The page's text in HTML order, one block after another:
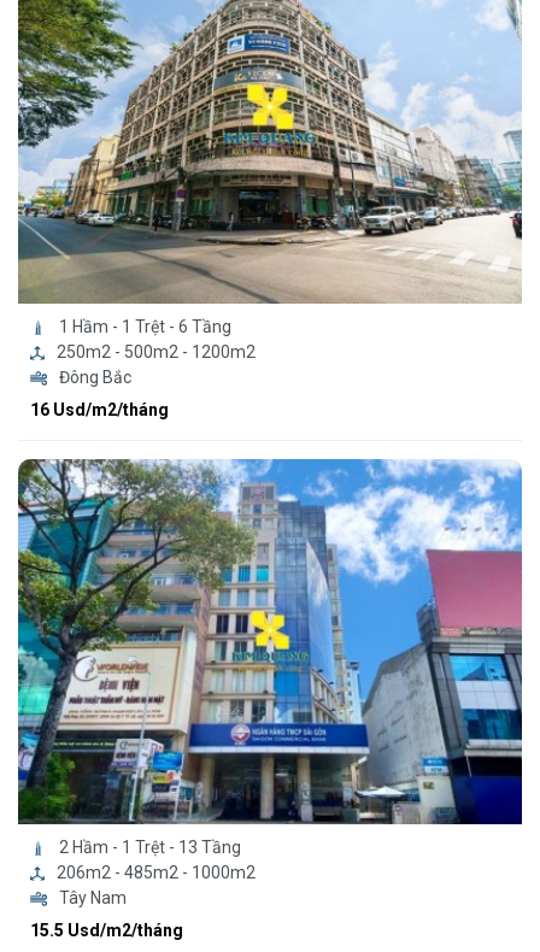
1 Hầm - 1 Trệt - 6 Tầng
250m2 - 500m2 - 1200m2
Đông Bắc
16 Usd/m2/tháng
2 Hầm - 1 Trệt - 13 Tầng
206m2 - 485m2 - 1000m2
Tây Nam
15.5 Usd/m2/tháng